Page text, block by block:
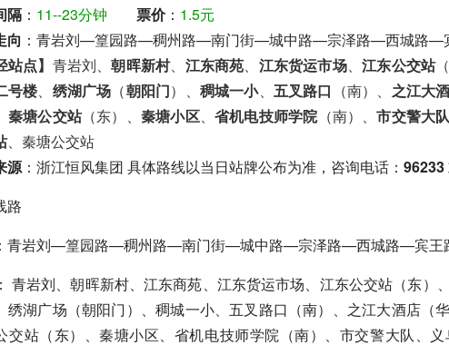
隔 ： 11--23分钟 票价： 1.5元
向 ：青岩刘—篁园路—稠州路—南门街—城中路—宗泽路—西城路—
站点】 青岩刘、朝晖新村、 江东商苑、 江东货运市场、江东公交站
号楼、 绣湖广场 （朝阳门）、 稠城一小、 五叉路口 （南）、 之江大
秦塘公交站（东）、 秦塘小区、 省机电技师学院（南）、市交警大队
、秦塘公交站
源：浙江恒风集团 具体路线以当日站牌公布为准，咨询电话：96233
路
：青岩刘—篁园路—稠州路—南门街—城中路—宗泽路—西城路—宾王
青岩刘、朝晖新村、江东商苑、江东货运市场、江东公交站（东）
绣湖广场（朝阳门）、稠城一小、五叉路口（南）、之江大酒店（
交站（东）、秦塘小区、省机电技师学院（南）、市交警大队、